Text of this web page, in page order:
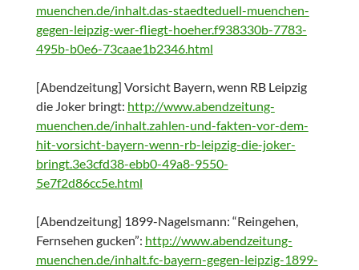
muenchen.de/inhalt.das-staedteduell-muenchen-
gegen-leipzig-wer-fliegt-hoeher.f938330b-7783-
495b-b0e6-73caae1b2346.html
[Abendzeitung] Vorsicht Bayern, wenn RB Leipzig
die Joker bringt: http://www.abendzeitung-
muenchen.de/inhalt.zahlen-und-fakten-vor-dem-
hit-vorsicht-bayern-wenn-rb-leipzig-die-joker-
bringt.3e3cfd38-ebb0-49a8-9550-
5e7f2d86cc5e.html
[Abendzeitung] 1899-Nagelsmann: “Reingehen,
Fernsehen gucken”: http://www.abendzeitung-
muenchen.de/inhalt.fc-bayern-gegen-leipzig-1899-